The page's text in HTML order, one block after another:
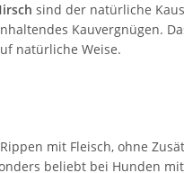
sind der natürliche
Kauvergnügen.
natürliche Weise.
mit Fleisch, ohne
beliebt bei Hunden